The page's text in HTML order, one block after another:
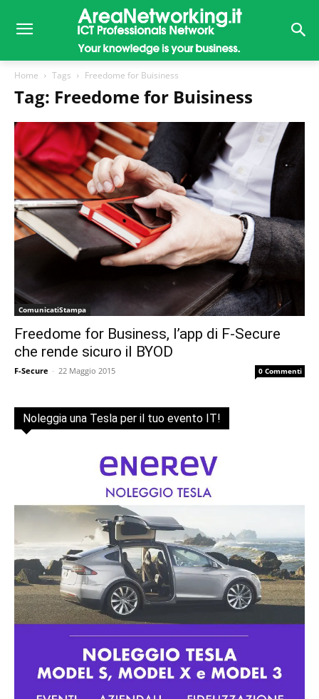
Home Tags Freedome for Buisiness
Tag: Freedome for Buisiness
ComunicatiStampa
Freedome for Business, l’app di F-Secure
che rende sicuro il BYOD
F-Secure - 22 Maggio 2015 0 Commenti
Noleggia una Tesla per il tuo evento IT!